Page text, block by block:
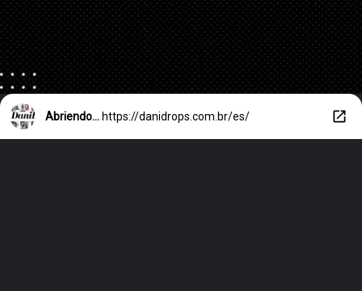
Abriendo... https://danidrops.com.br/es/